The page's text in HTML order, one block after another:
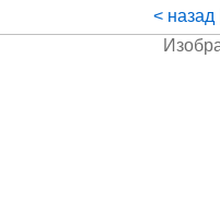
< назад